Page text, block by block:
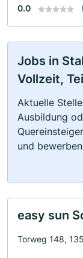
0.0
Jobs in
Vollzeit,
Aktuelle
Ausbildung
und
easy sun
Torweg 148,